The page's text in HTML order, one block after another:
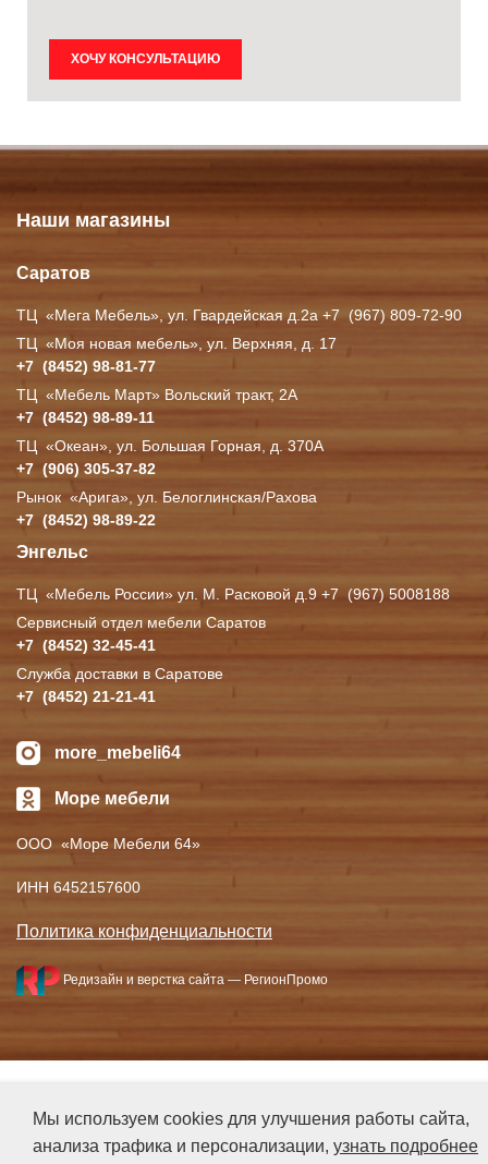
ХОЧУ КОНСУЛЬТАЦИЮ
Наши магазины
Саратов
ТЦ «Мега Мебель», ул. Гвардейская д.2а +7 (967) 809-72-90
ТЦ «Моя новая мебель», ул. Верхняя, д. 17
+7 (8452) 98-81-77
ТЦ «Мебель Март» Вольский тракт, 2А
+7 (8452) 98-89-11
ТЦ «Океан», ул. Большая Горная, д. 370А
+7 (906) 305-37-82
Рынок «Арига», ул. Белоглинская/Рахова
+7 (8452) 98-89-22
Энгельс
ТЦ «Мебель России» ул. М. Расковой д.9 +7 (967) 5008188
Сервисный отдел мебели Саратов
+7 (8452) 32-45-41
Служба доставки в Саратове
+7 (8452) 21-21-41
more_mebeli64
Море мебели
ООО «Море Мебели 64»
ИНН 6452157600
Политика конфиденциальности
Редизайн и верстка сайта — РегионПромо
Мы используем cookies для улучшения работы сайта,
анализа трафика и персонализации, узнать подробнее